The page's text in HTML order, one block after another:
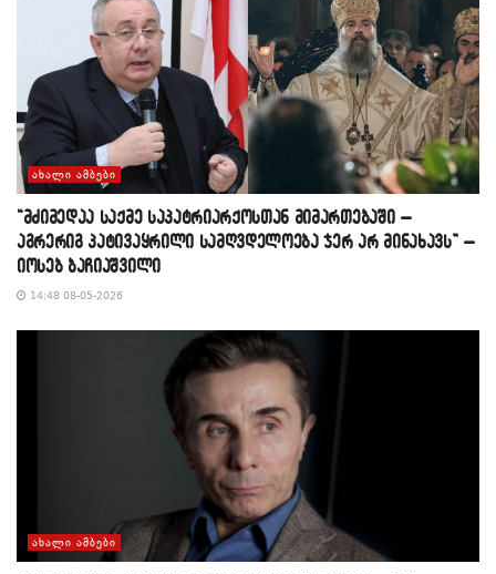
ᲐᲮᲐᲚᲘ ᲐᲛᲑᲔᲑᲘ
“მძიმედაა საქმე საპატრიარქოსთან მიმართებაში –
აგრერიგ პატივაყრილი სამღვდელოება ჯერ არ მინახავს” –
იოსებ ბაჩიაშვილი
14:48 08-05-2026
ᲐᲮᲐᲚᲘ ᲐᲛᲑᲔᲑᲘ